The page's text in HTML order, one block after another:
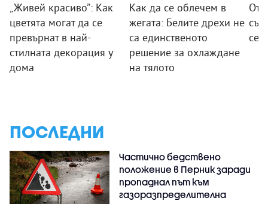
„Живей красиво”: Как
цветята могат да се
превърнат в най-
стилната декорация у
дома
Как да се облечем в
жегата: Белите дрехи не
са единственото
решение за охлаждане
на тялото
От
се
ПОСЛЕДНИ
Частично бедствено
положение в Перник заради
пропаднал път към
газоразпределителна